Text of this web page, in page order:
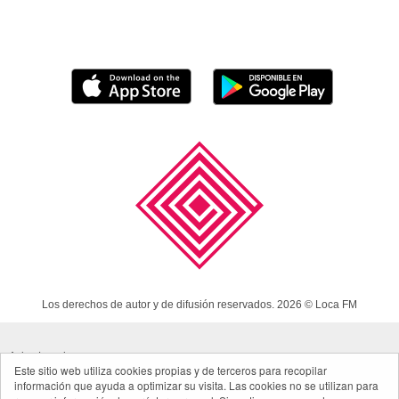
Este sitio web utiliza cookies propias y de terceros para recopilar
información que ayuda a optimizar su visita. Las cookies no se utilizan para
Los derechos de autor y de difusión reservados. 2026 © Loca FM
Aviso Legal
Política de cookies